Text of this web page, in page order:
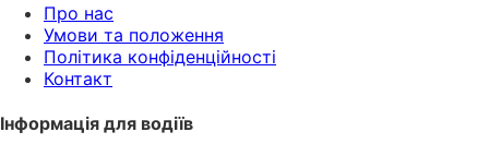
Про нас
Умови та положення
Політика конфіденційності
Контакт
Інформація для водіїв